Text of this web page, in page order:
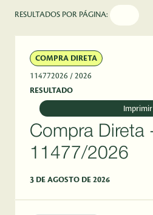
RESULTADOS POR PÁGINA:
COMPRA DIRETA
114772026 / 2026
RESULTADO
Imprimir
Compra Direta -
11477/2026
3 DE AGOSTO DE 2026